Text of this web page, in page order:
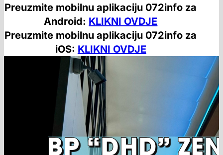
Preuzmite mobilnu aplikaciju 072info za
Android: KLIKNI OVDJE
Preuzmite mobilnu aplikaciju 072info za
iOS: KLIKNI OVDJE